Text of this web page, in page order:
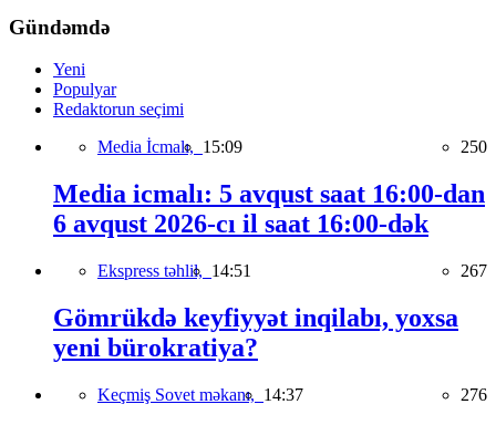
Gündəmdə
Yeni
Populyar
Redaktorun seçimi
Media İcmalı, 15:09 250
Media icmalı: 5 avqust saat 16:00-dan
6 avqust 2026-cı il saat 16:00-dək
Ekspress təhlil, 14:51 267
Gömrükdə keyfiyyət inqilabı, yoxsa
yeni bürokratiya?
Keçmiş Sovet məkanı, 14:37 276